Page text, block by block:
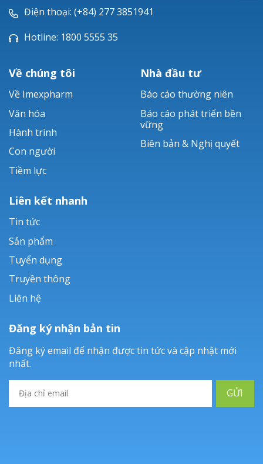
Zobacta®
Bacsulfo®
Điện thoại: (+84) 277 3851941
Hotline: 1800 5555 35
Về chúng tôi
Về Imexpharm
Văn hóa
Hành trình
Con người
Tiềm lực
Nhà đầu tư
Báo cáo thường niên
Báo cáo phát triển bền
vững
Biên bản & Nghị quyết
Liên kết nhanh
Tin tức
Sản phẩm
Tuyển dụng
Truyền thông
Liên hệ
Đăng ký nhận bản tin
Đăng ký email để nhận được tin tức và cập nhật mới
nhất.
GỬI